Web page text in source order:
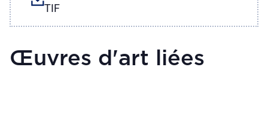
TIF
Œuvres d'art liées